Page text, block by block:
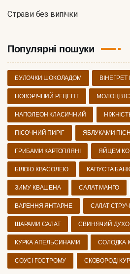
Страви без випічки
Популярні пошуки
БУЛОЧКИ ШОКОЛАДОМ
НОВОРІЧНИЙ РЕЦЕПТ МОЛОЦІ
НАПОЛЕОН КЛАСИЧНИЙ
ПІСОЧНИЙ ПИРІГ ЯБЛУКАМИ
ГРИБАМИ КАРТОПЛЯНІ ЯЙЦЕМ
БІЛОЮ КВАСОЛЕЮ КАПУСТА
ЗИМУ КВАШЕНА САЛАТ МАНГО
ВАРЕННЯ ЯНТАРНЕ САЛАТ
ШАРАМИ САЛАТ СВИНЯЧИЙ
КУРКА АПЕЛЬСИНАМИ СОЛОДКА
СОУСІ ГОСТРОМУ СКОВОРОДІ